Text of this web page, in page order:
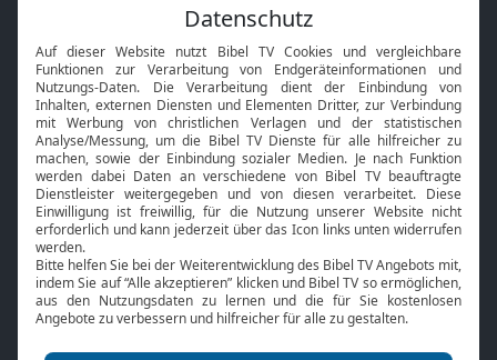
Neuigkeiten
Mobile App
Smart TV
HbbTV
Bibelthek Online-Bibel
Nächster Gottesdienst
Bibel TV
Über uns
Jobs
Service
Kontakt
TV-Empfang